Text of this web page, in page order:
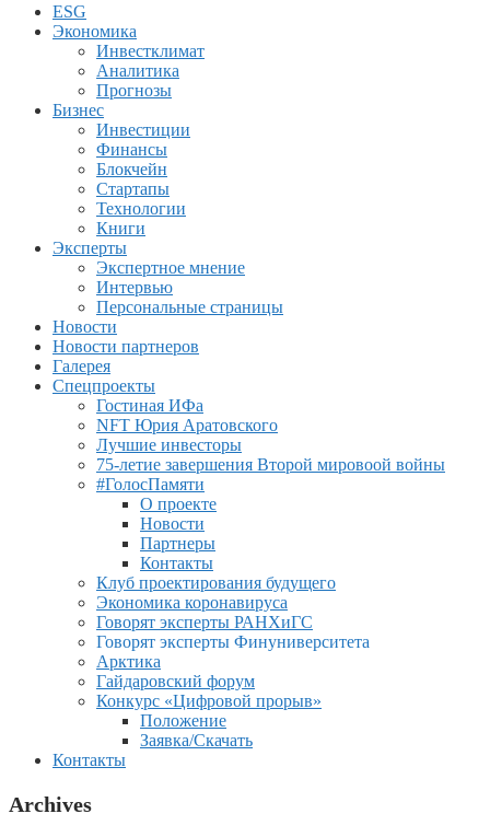
ESG
Экономика
Инвестклимат
Аналитика
Прогнозы
Бизнес
Инвестиции
Финансы
Блокчейн
Стартапы
Технологии
Книги
Эксперты
Экспертное мнение
Интервью
Персональные страницы
Новости
Новости партнеров
Галерея
Спецпроекты
Гостиная ИФа
NFT Юрия Аратовского
Лучшие инвесторы
75-летие завершения Второй мировоой войны
#ГолосПамяти
О проекте
Новости
Партнеры
Контакты
Клуб проектирования будущего
Экономика коронавируса
Говорят эксперты РАНХиГС
Говорят эксперты Финуниверситета
Арктика
Гайдаровский форум
Конкурс «Цифровой прорыв»
Положение
Заявка/Скачать
Контакты
Archives